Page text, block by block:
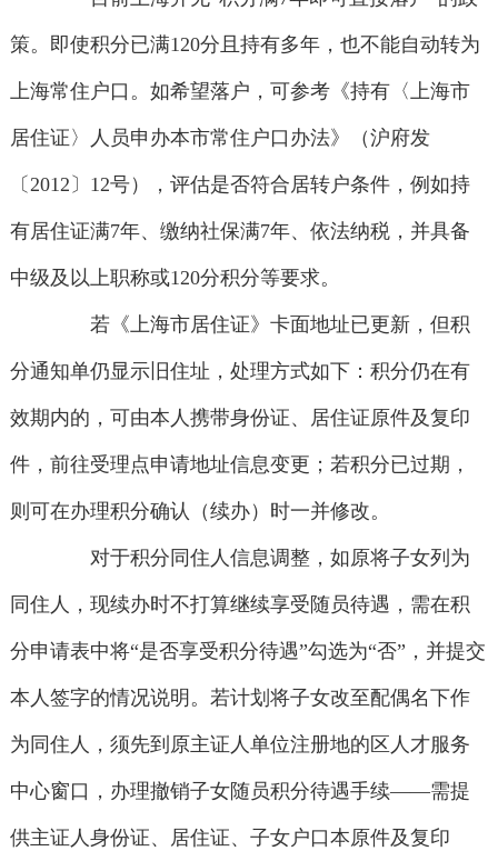
策。即使积分已满120分且持有多年，也不能自动转为
上海常住户口。如希望落户，可参考《持有〈上海市
居住证〉人员申办本市常住户口办法》（沪府发
〔2012〕12号），评估是否符合居转户条件，例如持
有居住证满7年、缴纳社保满7年、依法纳税，并具备
中级及以上职称或120分积分等要求。
若《上海市居住证》卡面地址已更新，但积
分通知单仍显示旧住址，处理方式如下：积分仍在有
效期内的，可由本人携带身份证、居住证原件及复印
件，前往受理点申请地址信息变更；若积分已过期，
则可在办理积分确认（续办）时一并修改。
对于积分同住人信息调整，如原将子女列为
同住人，现续办时不打算继续享受随员待遇，需在积
分申请表中将“是否享受积分待遇”勾选为“否”，并提交
本人签字的情况说明。若计划将子女改至配偶名下作
为同住人，须先到原主证人单位注册地的区人才服务
中心窗口，办理撤销子女随员积分待遇手续——需提
供主证人身份证、居住证、子女户口本原件及复印